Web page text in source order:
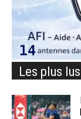
Les plus lus